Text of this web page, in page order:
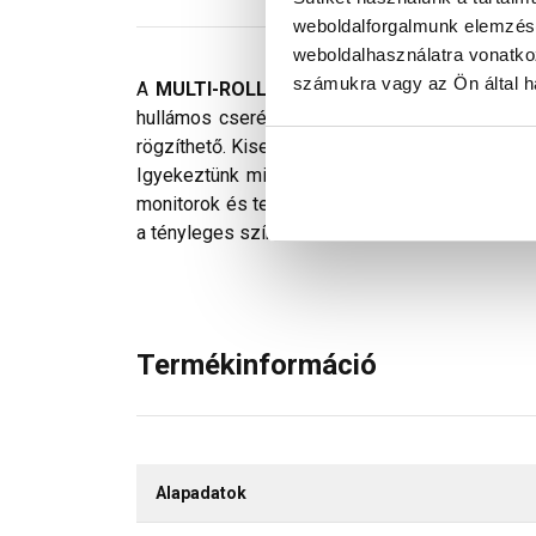
weboldalforgalmunk
weboldalhasználatra
számukra vagy az Ön által
A MULTI-ROLL élgerinc elemkiváló
hullámos cserép esetén is használható, jól
rögzíthető. Kisebb hullámú cserepekhez vagy
Igyekeztünk minden technikailag lehetséges
monitorok és telefonok kijelzőin megjelenő
a tényleges színektől.
Termékinformáció
Alapadatok